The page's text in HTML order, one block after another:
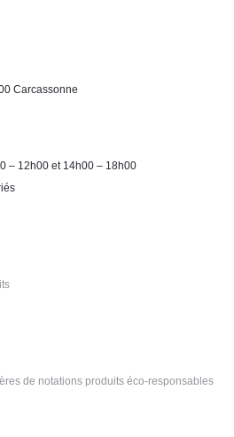
Carcassonne
– 12h00 et 14h00 – 18h00
de notations produits éco-responsables